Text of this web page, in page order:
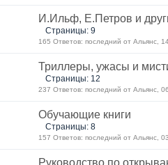
И.Ильф, Е.Петров и
Страницы: 9
165 Ответов: последний от Альянс,
Триллеры, ужасы и
Страницы: 12
237 Ответов: последний от Альянс,
Обучающие книги
Страницы: 8
157 Ответов: последний от Альянс,
Руководство по